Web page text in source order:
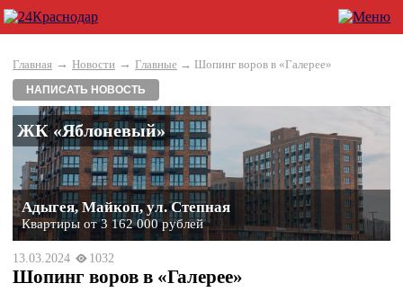
Главная → Новости → Главные → Шопинг воров в «Галерее»
НАПИСАТЬ НОВОСТЬ
ЖК «Яблоневый»
Адыгея, Майкоп, ул. Степная
Квартиры от 3 162 000 рублей
13.03.2024 1032
Шопинг воров в «Галерее»